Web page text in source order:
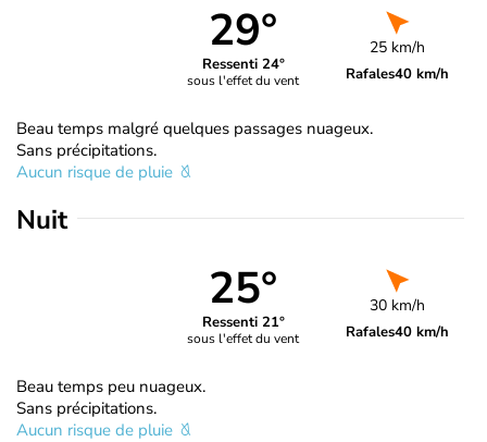
29°
Ressenti 24°
sous l'effet du vent
25 km/h
Rafales40 km/h
Beau temps malgré quelques passages nuageux.
Sans précipitations.
Aucun risque de pluie
Nuit
25°
Ressenti 21°
sous l'effet du vent
30 km/h
Rafales40 km/h
Beau temps peu nuageux.
Sans précipitations.
Aucun risque de pluie